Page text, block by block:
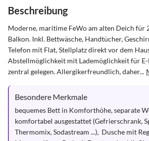
Beschreibung
Moderne, maritime FeWo am alten Deich für
Balkon. Inkl. Bettwäsche, Handtücher,
Telefon mit Flat, Stellplatz direkt vor dem
Abstellmöglichkeit mit Lademöglichkeit für E-
zentral gelegen. Allergikerfreundlich, daher...
Besondere Merkmale
bequemes Bett in Komforthöhe, separate
komfortabel ausgestattet (Gefrierschrank,
Thermomix, Sodastream ...),  Dusche mit